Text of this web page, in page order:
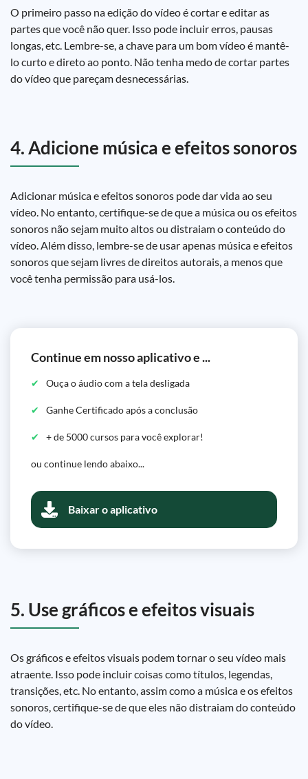
O primeiro passo na edição do vídeo é cortar e editar as
partes que você não quer. Isso pode incluir erros, pausas
longas, etc. Lembre-se, a chave para um bom vídeo é mantê-
lo curto e direto ao ponto. Não tenha medo de cortar partes
do vídeo que pareçam desnecessárias.
4. Adicione música e efeitos sonoros
Adicionar música e efeitos sonoros pode dar vida ao seu
vídeo. No entanto, certifique-se de que a música ou os efeitos
sonoros não sejam muito altos ou distraiam o conteúdo do
vídeo. Além disso, lembre-se de usar apenas música e efeitos
sonoros que sejam livres de direitos autorais, a menos que
você tenha permissão para usá-los.
Continue em nosso aplicativo e ...
Ouça o áudio com a tela desligada
Ganhe Certificado após a conclusão
+ de 5000 cursos para você explorar!
ou continue lendo abaixo...
Baixar o aplicativo
5. Use gráficos e efeitos visuais
Os gráficos e efeitos visuais podem tornar o seu vídeo mais
atraente. Isso pode incluir coisas como títulos, legendas,
transições, etc. No entanto, assim como a música e os efeitos
sonoros, certifique-se de que eles não distraiam do conteúdo
do vídeo.